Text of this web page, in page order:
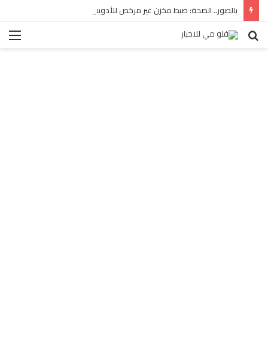
بالصور.. الصحة: ضبط مخزن غير مرخص للأدوية المهربة بالبساتين
بحث